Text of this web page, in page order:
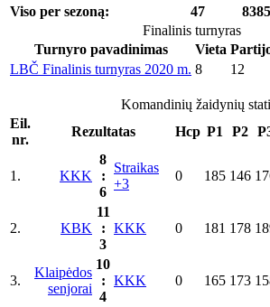
Viso per sezoną:
47 8385
Finalinis turnyras
Turnyro pavadinimas
Vieta
LBČ Finalinis turnyras 2020 m. 8 12
Komandinių žaidynių
Eil.
nr.
Rezultatas Hcp P1 P2
1. KKK
8
:
6
Straikas
+3
0 185 146
2. KBK
11
:
3
KKK 0 181 178
3.
Klaipėdos
senjorai
10
:
4
KKK 0 165 173